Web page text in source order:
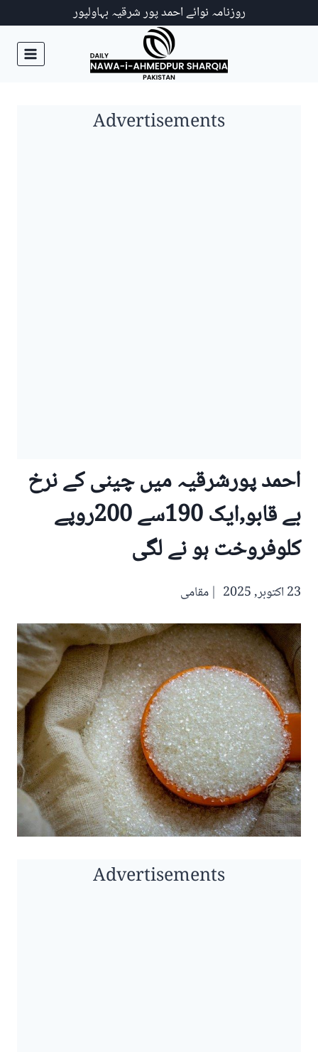
روزنامہ نوائے احمد پور شرقیہ بہاولپور
Advertisements
احمد پورشرقیہ میں چینی کے نرخ
بے قابو,ایک 190سے 200روپے
کلوفروخت ہو نے لگی
23 اکتوبر, 2025 مقامی
Advertisements